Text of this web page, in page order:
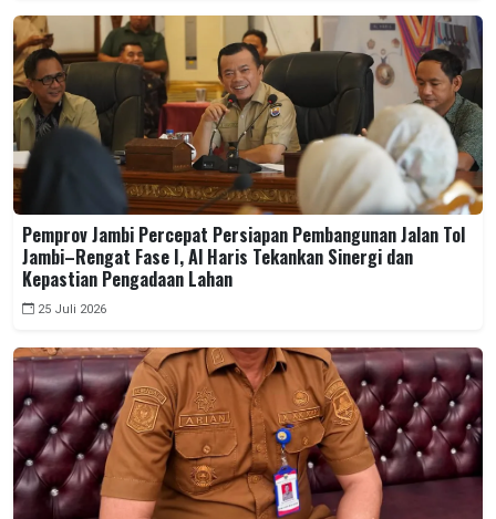
Pemprov Jambi Percepat Persiapan Pembangunan Jalan Tol
Jambi–Rengat Fase I, Al Haris Tekankan Sinergi dan
Kepastian Pengadaan Lahan
25 Juli 2026